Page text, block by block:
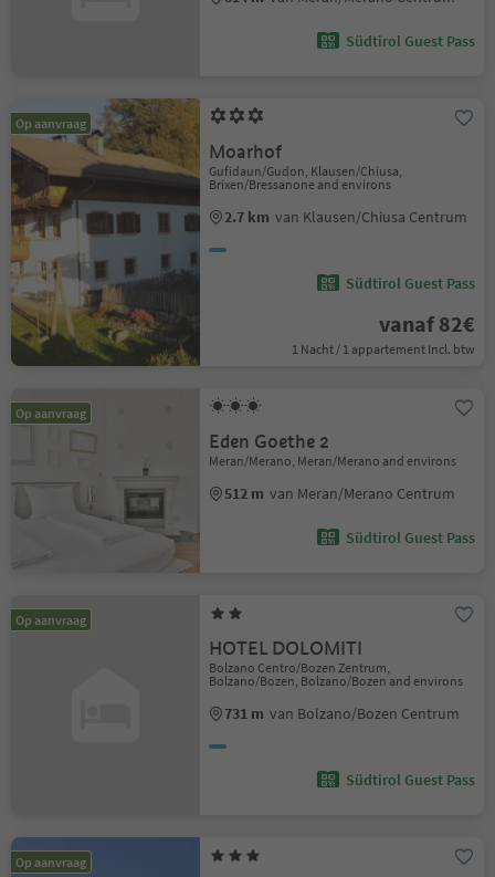
Südtirol Guest Pass
Op aanvraag
Moarhof
Gufidaun/Gudon, Klausen/Chiusa,
Brixen/Bressanone and environs
2.7 km van Klausen/Chiusa Centrum
Südtirol Guest Pass
vanaf 82€
1 Nacht / 1 appartement Incl. btw
Op aanvraag
Eden Goethe 2
Meran/Merano, Meran/Merano and environs
512 m van Meran/Merano Centrum
Südtirol Guest Pass
Op aanvraag
HOTEL DOLOMITI
Bolzano Centro/Bozen Zentrum,
Bolzano/Bozen, Bolzano/Bozen and environs
731 m van Bolzano/Bozen Centrum
Südtirol Guest Pass
Op aanvraag